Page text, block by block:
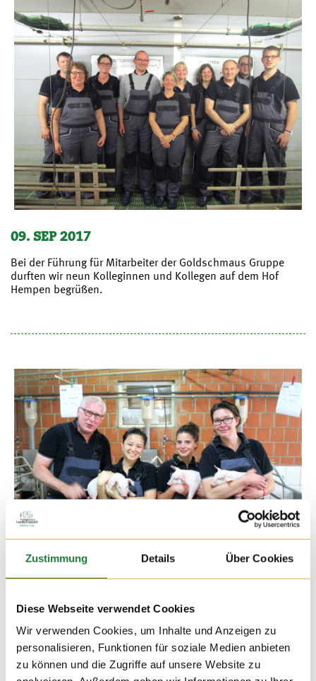
Zustimmung Details Über Cookies
Diese Webseite verwendet Cookies
Wir verwenden Cookies, um Inhalte und Anzeigen zu
personalisieren, Funktionen für soziale Medien anbieten
zu können und die Zugriffe auf unsere Website zu
09. SEP 2017
Bei der Führung für Mitarbeiter der Goldschmaus Gruppe
durften wir neun Kolleginnen und Kollegen auf dem Hof
Hempen begrüßen.
Die Besuche auf den Höfen ist auch immer wieder für
Care.